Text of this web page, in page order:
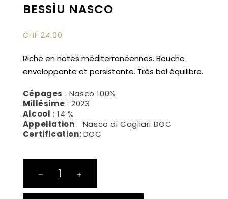
BESSÌU NASCO
CHF 24.00
Riche en notes méditerranéennes. Bouche
enveloppante et persistante. Très bel équilibre.
Cépages : Nasco 100%
Millésime : 2023
Alcool : 14 %
Appellation: Nasco di Cagliari DOC
Certification:DOC
Nasco
quantité